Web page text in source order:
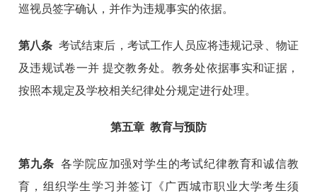
巡视员签字确认，并作为违规事实的依据。
第八条 考试结束后，考试工作人员应将违规记录、物证
及违规试卷一并 提交教务处。教务处依据事实和证据，
按照本规定及学校相关纪律处分规定进行处理。
第五章 教育与预防
第九条 各学院应加强对学生的考试纪律教育和诚信教
育，组织学生学习并签订《广西城市职业大学考生须